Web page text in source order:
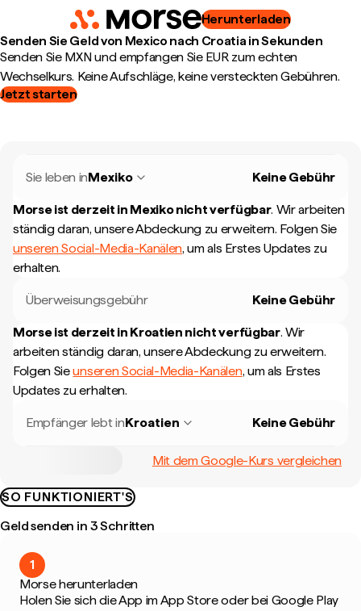
Herunterladen
Senden Sie Geld von Mexico nach Croatia in Sekunden
Senden Sie MXN und empfangen Sie EUR zum echten
Wechselkurs. Keine Aufschläge, keine versteckten Gebühren.
Jetzt starten
Sie leben inMexiko Keine Gebühr
Morse ist derzeit in Mexikonicht verfügbar. Wir arbeiten
ständig daran, unsere Abdeckung zu erweitern. Folgen Sie
unseren Social-Media-Kanälen, um als Erstes Updates zu
erhalten.
Überweisungsgebühr Keine Gebühr
Morse ist derzeit in Kroatien nicht verfügbar. Wir
arbeiten ständig daran, unsere Abdeckung zu erweitern.
Folgen Sieunseren Social-Media-Kanälen, um als Erstes
Updates zu erhalten.
Empfänger lebt inKroatien Keine Gebühr
Mit dem Google-Kurs vergleichen
SO FUNKTIONIERT'S
Geld senden in 3 Schritten
1
Morse herunterladen
Holen Sie sich die App im App Store oder bei Google Play